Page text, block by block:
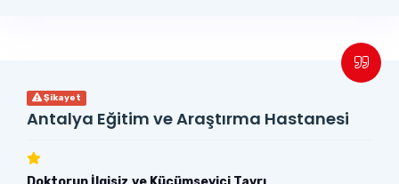
Şikayet
Antalya Eğitim ve Araştırma Hastanesi